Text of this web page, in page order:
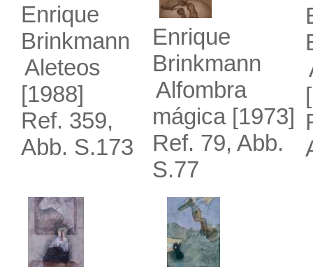
Enrique
Brinkmann
Aleteos
[1988]
Ref. 359,
Abb. S.173
Enrique
Brinkmann
Alfombra
mágica[1973]
Ref. 79, Abb.
S.77